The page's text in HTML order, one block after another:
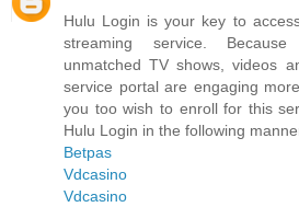
Hulu Login is your key to
streaming service.
unmatched TV shows, videos
service portal are engaging
you too wish to enroll for this
Hulu Login in the following
Betpas
Vdcasino
Vdcasino